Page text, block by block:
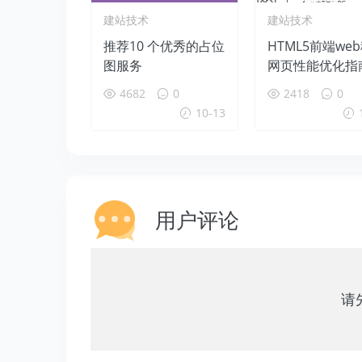
建站技术
推荐10 个优秀的占位
图服务
4682
0
10-13
建站技术
HTML5前端
网页性能优化指
2418
0
用户评论
请